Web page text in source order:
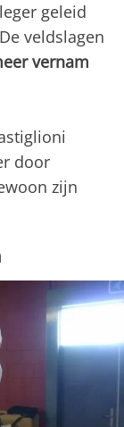
geleid
veldslagen
vernam
door
zijn